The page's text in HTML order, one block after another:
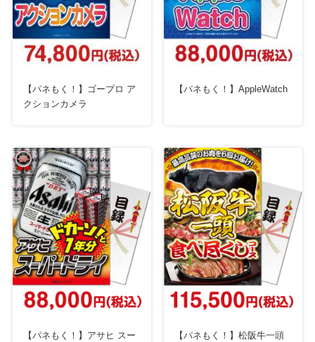
【パネもく！】ゴープロ ア
クションカメラ
【パネもく！】AppleWatch
【パネもく！】アサヒ スー
【パネもく！】松阪牛一頭